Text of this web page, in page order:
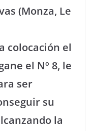
(Monza, Le
colocación el
el Nº 8, le
ser
su
la